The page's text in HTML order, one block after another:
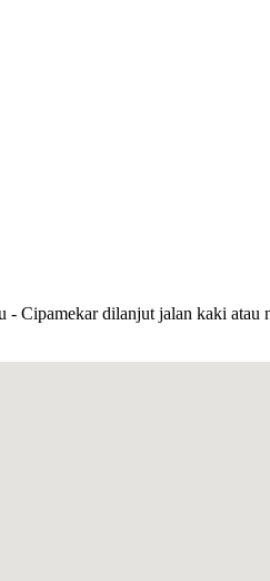
Cipamekar dilanjut jalan kaki atau